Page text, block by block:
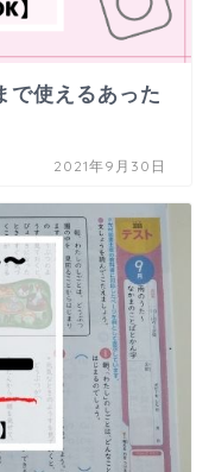
で使えるあった
2021年9月30日